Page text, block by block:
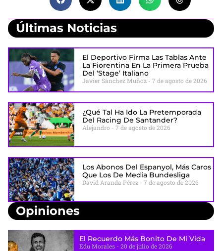
Últimas Noticias
El Deportivo Firma Las Tablas Ante
La Fiorentina En La Primera Prueba
Del ‘stage’ Italiano
Javier Sánchez Muñoz 7 de agosto de 2026
¿Qué Tal Ha Ido La Pretemporada
Del Racing De Santander?
Alejandro 7 de agosto de 2026
Los Abonos Del Espanyol, Más Caros
Que Los De Media Bundesliga
David Aranda Pérez 7 de agosto de 2026
Opiniones
El Recuerdo Más Bonito De Mi Vida
Edu Morales 20 de julio de 2026